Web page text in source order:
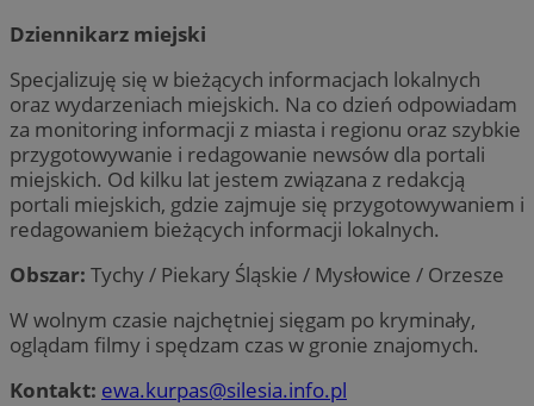
Dziennikarz miejski
Specjalizuję się w bieżących informacjach lokalnych
oraz wydarzeniach miejskich. Na co dzień odpowiadam
za monitoring informacji z miasta i regionu oraz szybkie
przygotowywanie i redagowanie newsów dla portali
miejskich. Od kilku lat jestem związana z redakcją
portali miejskich, gdzie zajmuje się przygotowywaniem i
redagowaniem bieżących informacji lokalnych.
Obszar: Tychy / Piekary Śląskie / Mysłowice / Orzesze
W wolnym czasie najchętniej sięgam po kryminały,
oglądam filmy i spędzam czas w gronie znajomych.
Kontakt: ewa.kurpas@silesia.info.pl